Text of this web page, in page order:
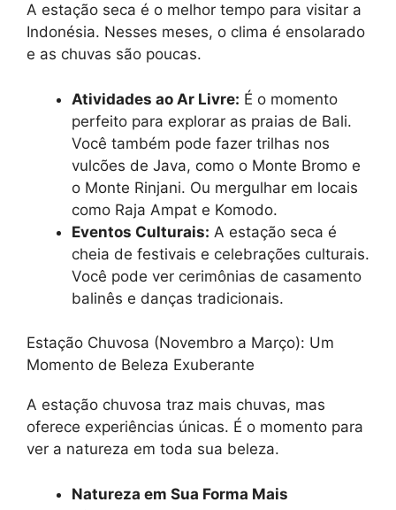
A estação seca é o melhor tempo para visitar a
Indonésia. Nesses meses, o clima é ensolarado
e as chuvas são poucas.
Atividades ao Ar Livre: É o momento
perfeito para explorar as praias de Bali.
Você também pode fazer trilhas nos
vulcões de Java, como o Monte Bromo e
o Monte Rinjani. Ou mergulhar em locais
como Raja Ampat e Komodo.
Eventos Culturais: A estação seca é
cheia de festivais e celebrações culturais.
Você pode ver cerimônias de casamento
balinês e danças tradicionais.
Estação Chuvosa (Novembro a Março): Um
Momento de Beleza Exuberante
A estação chuvosa traz mais chuvas, mas
oferece experiências únicas. É o momento para
ver a natureza em toda sua beleza.
Natureza em Sua Forma Mais